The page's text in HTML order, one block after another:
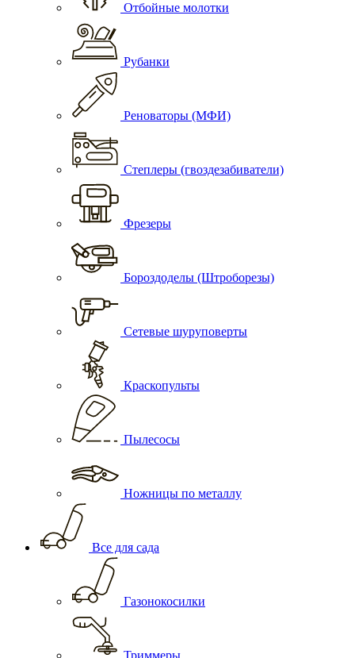
Отбойные молотки
Рубанки
Реноваторы (МФИ)
Степлеры (гвоздезабиватели)
Фрезеры
Бороздоделы (Штроборезы)
Сетевые шуруповерты
Краскопульты
Пылесосы
Ножницы по металлу
Все для сада
Газонокосилки
Триммеры